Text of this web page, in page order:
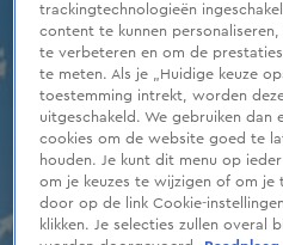
trackingtechnologieën
content te kunnen
te verbeteren en om de
te meten. Als je „Huidige keuze
toestemming intrekt, worden
uitgeschakeld. We gebruiken dan
cookies om de website goed te
houden. Je kunt dit menu op
om je keuzes te wijzigen of om je
door op de link Cookie-
klikken. Je selecties zullen overal